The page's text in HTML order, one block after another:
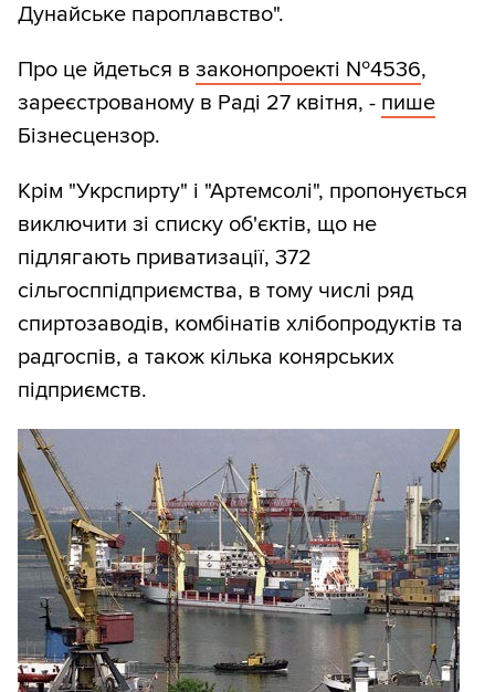
Дунайське пароплавство".
Про це йдеться в законопроекті №4536,
зареєстрованому в Раді 27 квітня, - пише
Бізнесцензор.
Крім "Укрспирту" і "Артемсолі", пропонується
виключити зі списку об'єктів, що не
підлягають приватизації, 372
сільгосппідприємства, в тому числі ряд
спиртозаводів, комбінатів хлібопродуктів та
радгоспів, а також кілька конярських
підприємств.